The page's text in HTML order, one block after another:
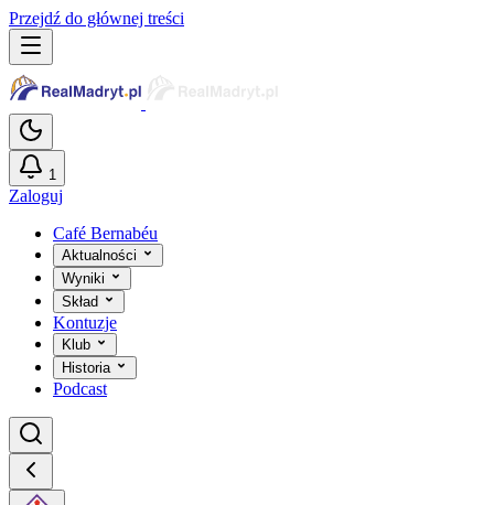
Przejdź do głównej treści
1
Zaloguj
Café Bernabéu
Aktualności
Wyniki
Skład
Kontuzje
Klub
Historia
Podcast